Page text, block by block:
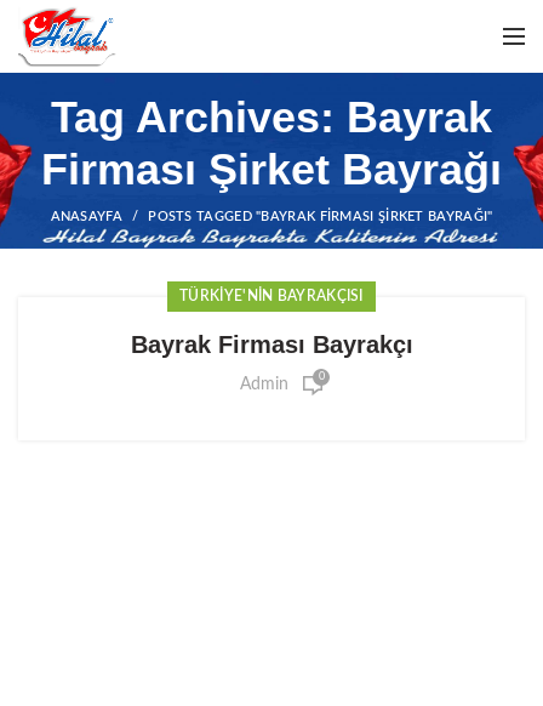
Tag Archives: Bayrak
Firması Şirket Bayrağı
ANASAYFA POSTS TAGGED "BAYRAK FIRMASI ŞIRKET BAYRAĞI"
TÜRKIYE'NIN BAYRAKÇISI
Bayrak Firması Bayrakçı
Admin 0